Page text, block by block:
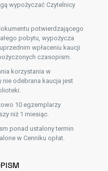
wypożyczać Czytelnicy
potwierdzającego
pobytu, wypożycza
wpłaceniu kaucji
czasopism.
korzystania w
nie odebrana kaucja jest
10 egzemplarzy
niż 1 miesiąc.
ponad ustalony termin
w Cenniku opłat.